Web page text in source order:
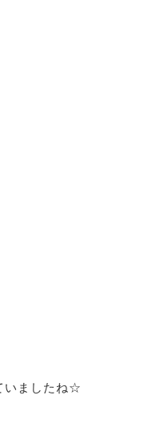
いましたね☆